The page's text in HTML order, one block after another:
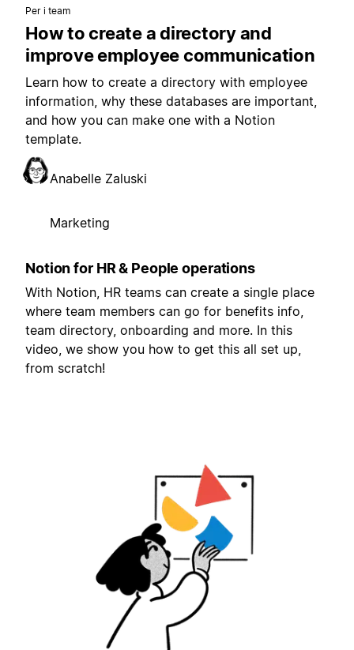
Per i team
How to create a directory and
improve employee communication
Learn how to create a directory with employee
information, why these databases are important,
and how you can make one with a Notion
template.
Anabelle Zaluski
Marketing
Notion for HR & People operations
With Notion, HR teams can create a single place
where team members can go for benefits info,
team directory, onboarding and more. In this
video, we show you how to get this all set up,
from scratch!